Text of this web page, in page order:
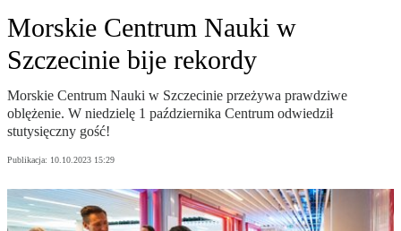
Morskie Centrum Nauki w
Szczecinie bije rekordy
Morskie Centrum Nauki w Szczecinie przeżywa prawdziwe
oblężenie. W niedzielę 1 października Centrum odwiedził
stutysięczny gość!
Publikacja: 10.10.2023 15:29